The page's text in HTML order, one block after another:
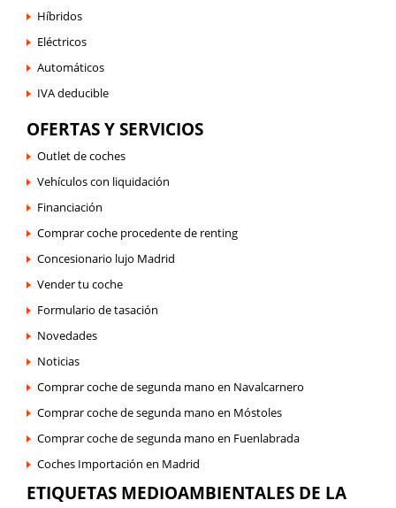
Híbridos
Eléctricos
Automáticos
IVA deducible
OFERTAS Y SERVICIOS
Outlet de coches
Vehículos con liquidación
Financiación
Comprar coche procedente de renting
Concesionario lujo Madrid
Vender tu coche
Formulario de tasación
Novedades
Noticias
Comprar coche de segunda mano en Navalcarnero
Comprar coche de segunda mano en Móstoles
Comprar coche de segunda mano en Fuenlabrada
Coches Importación en Madrid
ETIQUETAS MEDIOAMBIENTALES DE LA